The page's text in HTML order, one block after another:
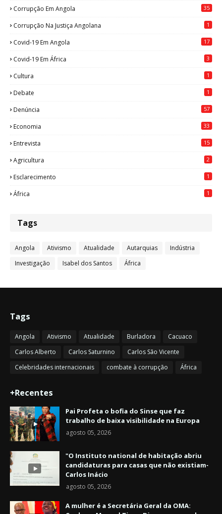
Corrupção Em Angola 35
Corrupção Na Justiça Angolana 1
Covid-19 Em Angola 17
Covid-19 Em África 3
Cultura 1
Debate 1
Denúncia 57
Economia 33
Entrevista 15
Agricultura 2
Esclarecimento 1
África 1
Tags
Angola Ativismo Atualidade Autarquias
Indústria
Investigação
Isabel dos Santos África
Tags
Angola Ativismo Atualidade Burladora
Cacuaco
Carlos Alberto
Carlos Saturnino
Carlos São Vicente
Celebridades internacionais
combate à corrupção África
+Recentes
Pai Profeta o bofia do Sinse que faz
trabalho de baixa visibilidade na Europa
agosto 05, 2026
"O Instituto national de habitação abriu
candidaturas para casas que não existiam-
Carlos Inácio
agosto 05, 2026
A mulher é a Secretária Geral da OMA: